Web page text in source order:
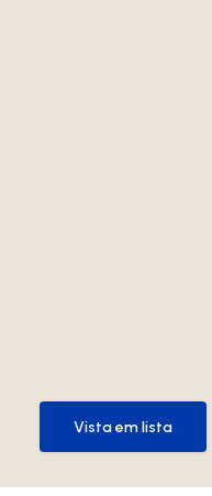
Vista em lista
Vista em lista